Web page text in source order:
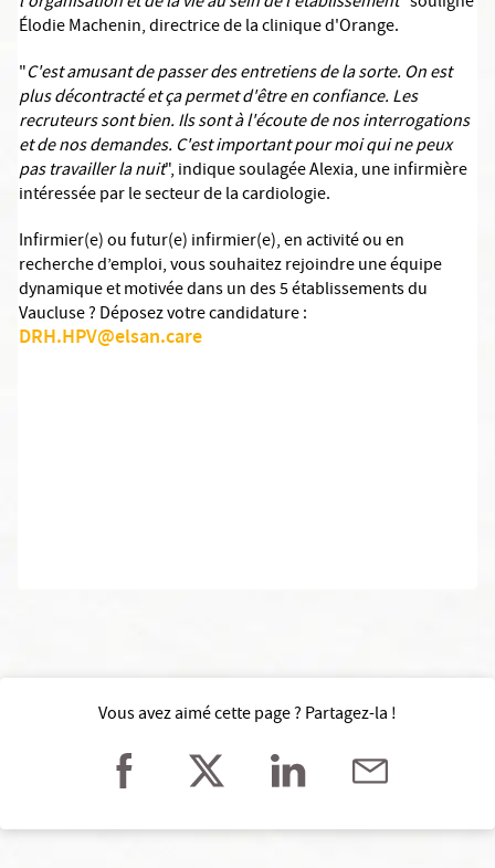
Élodie Machenin, directrice de la clinique d'Orange.
"C'est amusant de passer des entretiens de la sorte. On est
plus décontracté et ça permet d'être en confiance. Les
recruteurs sont bien. Ils sont à l'écoute de nos interrogations
et de nos demandes. C'est important pour moi qui ne peux
pas travailler la nuit", indique soulagée Alexia, une infirmière
intéressée par le secteur de la cardiologie.
Infirmier(e) ou futur(e) infirmier(e), en activité ou en
recherche d’emploi, vous souhaitez rejoindre une équipe
dynamique et motivée dans un des 5 établissements du
Vaucluse ? Déposez votre candidature :
DRH.HPV@elsan.care
Vous avez aimé cette page ? Partagez-la !